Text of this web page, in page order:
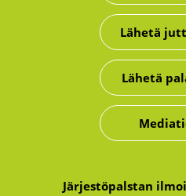
Lähetä
Lähetä
Järjestöpalstan